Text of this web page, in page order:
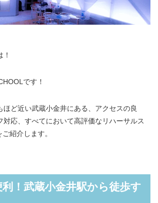
です！
ほど近い武蔵小金井にある、アクセスの良
対応、すべてにおいて高評価なリハーサルス
紹介します。
！武蔵小金井駅から徒歩す